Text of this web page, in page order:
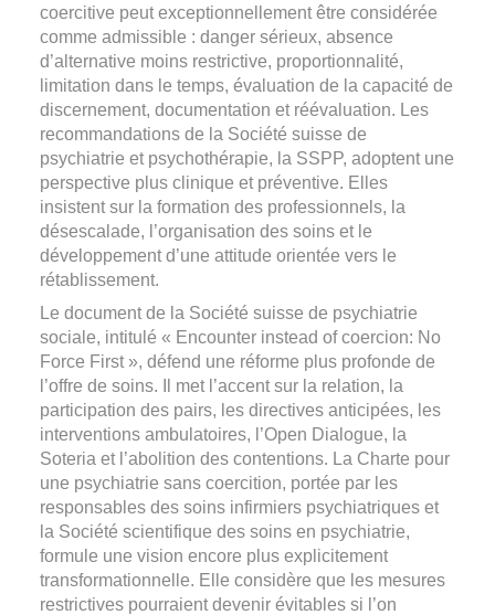
coercitive peut exceptionnellement être considérée
comme admissible : danger sérieux, absence
d’alternative moins restrictive, proportionnalité,
limitation dans le temps, évaluation de la capacité de
discernement, documentation et réévaluation. Les
recommandations de la Société suisse de
psychiatrie et psychothérapie, la SSPP, adoptent une
perspective plus clinique et préventive. Elles
insistent sur la formation des professionnels, la
désescalade, l’organisation des soins et le
développement d’une attitude orientée vers le
rétablissement.
Le document de la Société suisse de psychiatrie
sociale, intitulé « Encounter instead of coercion: No
Force First », défend une réforme plus profonde de
l’offre de soins. Il met l’accent sur la relation, la
participation des pairs, les directives anticipées, les
interventions ambulatoires, l’Open Dialogue, la
Soteria et l’abolition des contentions. La Charte pour
une psychiatrie sans coercition, portée par les
responsables des soins infirmiers psychiatriques et
la Société scientifique des soins en psychiatrie,
formule une vision encore plus explicitement
transformationnelle. Elle considère que les mesures
restrictives pourraient devenir évitables si l’on